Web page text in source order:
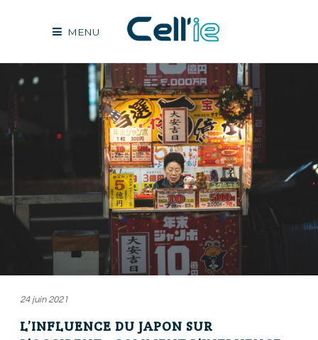
MENU
24 juin 2021
L’INFLUENCE DU JAPON SUR